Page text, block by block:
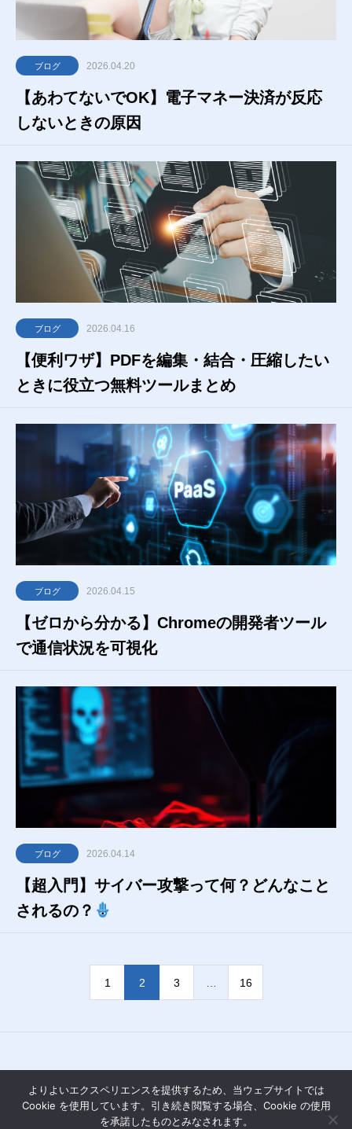
ブログ 2026.04.20
【あわてないでOK】電子マネー決済が反応
しないときの原因
ブログ 2026.04.16
【便利ワザ】PDFを編集・結合・圧縮したい
ときに役立つ無料ツールまとめ
ブログ 2026.04.15
【ゼロから分かる】Chromeの開発者ツール
で通信状況を可視化
ブログ 2026.04.14
【超入門】サイバー攻撃って何？どんなこと
されるの？
1 2 3 16
よりよいエクスペリエンスを提供するため、当ウェブサイトでは
Cookie を使用しています。引き続き閲覧する場合、Cookie の使用
を承諾したものとみなされます。